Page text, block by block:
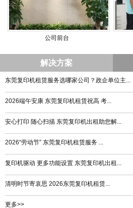
公司前台
解决方案
东莞复印机租赁服务选哪家公司？政企单位主...
2026端午安康 东莞复印机租赁祝高 考...
安心打印 随心扫描 东莞复印机出租助您解...
2026“劳动节” 东莞复印机租赁服务 ...
复印机驱动 更多功能设置 东莞复印机出租...
清明时节寄哀思 2026东莞复印机租赁...
更多>>